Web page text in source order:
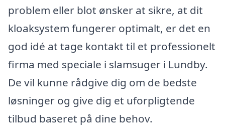
problem eller blot ønsker at sikre, at dit
kloaksystem fungerer optimalt, er det en
god idé at tage kontakt til et professionelt
firma med speciale i slamsuger i Lundby.
De vil kunne rådgive dig om de bedste
løsninger og give dig et uforpligtende
tilbud baseret på dine behov.